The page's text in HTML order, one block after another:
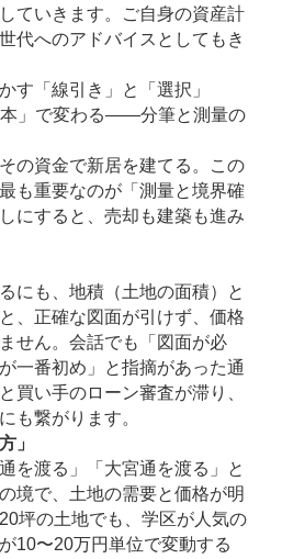
ていきます。ご自身の資産計
代へのアドバイスとしてもき
す「線引き」と「選択」
本」で変わる——分筆と測量の
の資金で新居を建てる。この
も重要なのが「測量と境界確
にすると、売却も建築も進み
にも、地積（土地の面積）と
、正確な図面が引けず、価格
せん。会話でも「図面が必
一番初め」と指摘があった通
買い手のローン審査が滞り、
も繋がります。
」
を渡る」「大宮通を渡る」と
境で、土地の需要と価格が明
坪の土地でも、学区が人気の
10〜20万円単位で変動する